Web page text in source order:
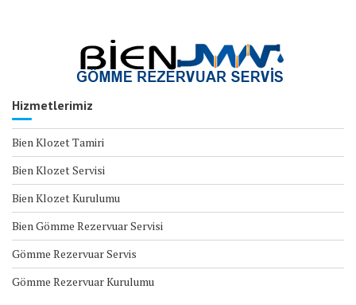
Hizmetlerimiz
Bien Klozet Tamiri
Bien Klozet Servisi
Bien Klozet Kurulumu
Bien Gömme Rezervuar Servisi
Gömme Rezervuar Servis
Gömme Rezervuar Kurulumu